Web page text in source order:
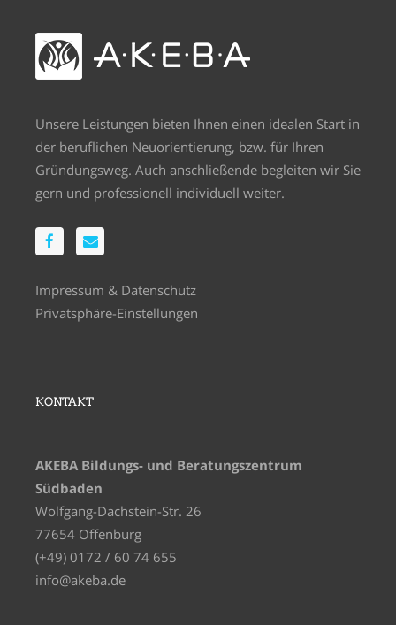
Unsere Leistungen bieten Ihnen einen idealen Start in
der beruflichen Neuorientierung, bzw. für Ihren
Gründungsweg. Auch anschließende begleiten wir Sie
gern und professionell individuell weiter.
Impressum & Datenschutz
Privatsphäre-Einstellungen
KONTAKT
AKEBA Bildungs- und Beratungszentrum
Südbaden
Wolfgang-Dachstein-Str. 26
77654 Offenburg
(+49) 0172 / 60 74 655
info@akeba.de